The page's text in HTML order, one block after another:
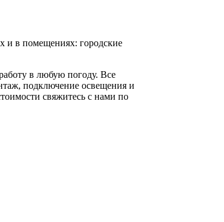
и в помещениях: городские
в любую погоду. Все
подключение освещения и
свяжитесь с нами по